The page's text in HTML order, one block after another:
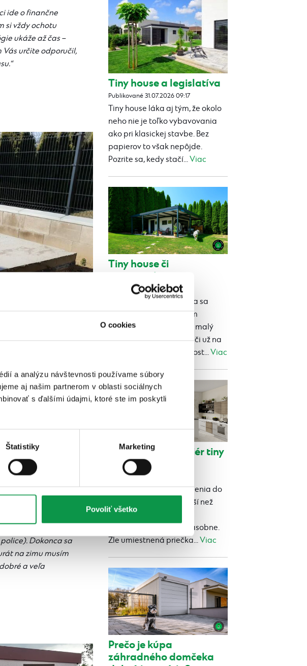
O cookies
a analýzu návštevnosti používame súbory
aj našim partnerom v oblasti sociálnych
s ďalšími údajmi, ktoré ste im poskytli
Štatistiky Marketing
Povoliť všetko
ide o finančne
si vždy ochotu
ukáže až čas –
Vás určite odporučil,
nám slúži
slúži na
Dokonca sa
na zimu musím
a veľa
Tiny house a legislatíva
Publikované 31.07.2026 09:17
Tiny house láka aj tým, že okolo
neho nie je toľko vybavovania
ako pri klasickej stavbe. Bez
papierov to však nepôjde.
Pozrite sa, kedy stačí...Viac
Tiny house či
maringotka
Publikované 24.07.2026 13:03
Tiny house a maringotka sa
často spomínajú jedným
dychom. Oba ponúkajú malý
vlastný priestor navyše, či už na
rekreáciu, ubytovanie host...Viac
Ako zariadiť interiér tiny
house
Publikované 24.07.2026 12:52
Výber správneho zariadenia do
domčeka je podstatnejší než
jeho rozmery a v malom
priestore to platí dvojnásobne.
Zle umiestnená priečka...Viac
Prečo je kúpa
záhradného domčeka